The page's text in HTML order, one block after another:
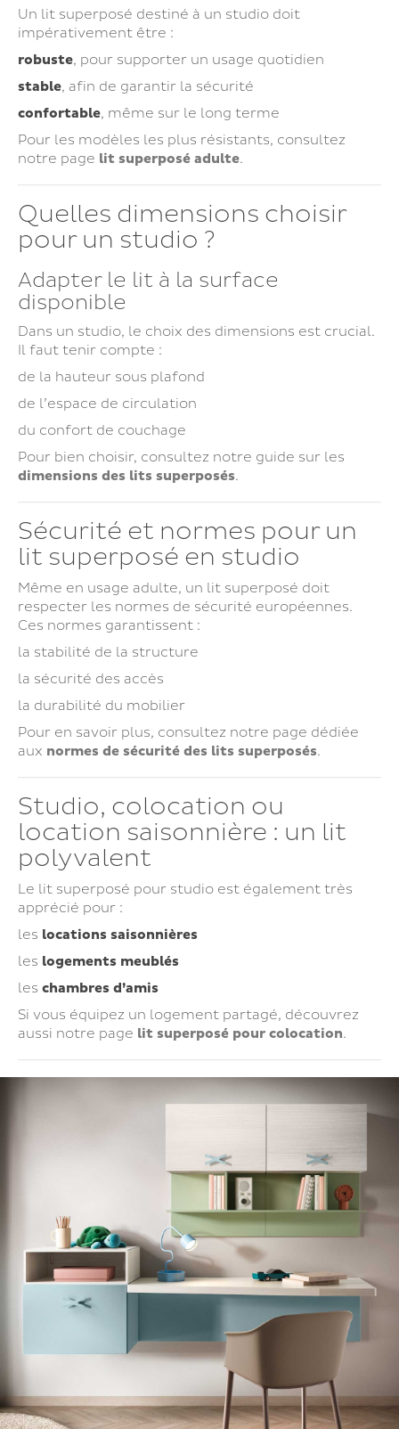
Un lit superposé destiné à un studio doit
impérativement être :
robuste, pour supporter un usage quotidien
stable, afin de garantir la sécurité
confortable, même sur le long terme
Pour les modèles les plus résistants, consultez
notre page lit superposé adulte.
Quelles dimensions choisir
pour un studio ?
Adapter le lit à la surface
disponible
Dans un studio, le choix des dimensions est crucial.
Il faut tenir compte :
de la hauteur sous plafond
de l’espace de circulation
du confort de couchage
Pour bien choisir, consultez notre guide sur les
dimensions des lits superposés.
Sécurité et normes pour un
lit superposé en studio
Même en usage adulte, un lit superposé doit
respecter les normes de sécurité européennes.
Ces normes garantissent :
la stabilité de la structure
la sécurité des accès
la durabilité du mobilier
Pour en savoir plus, consultez notre page dédiée
aux normes de sécurité des lits superposés.
Studio, colocation ou
location saisonnière : un lit
polyvalent
Le lit superposé pour studio est également très
apprécié pour :
les locations saisonnières
les logements meublés
les chambres d’amis
Si vous équipez un logement partagé, découvrez
aussi notre page lit superposé pour colocation.